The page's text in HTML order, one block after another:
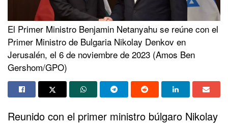
El Primer Ministro Benjamin Netanyahu se reúne con el
Primer Ministro de Bulgaria Nikolay Denkov en
Jerusalén, el 6 de noviembre de 2023 (Amos Ben
Gershom/GPO)
Reunido con el primer ministro búlgaro Nikolay